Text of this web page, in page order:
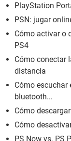
PlayStation
PSN: jugar
Cómo activar o
PS4
Cómo conectar
distancia
Cómo escuchar
bluetooth...
Cómo
Cómo
PS Now vs. PS